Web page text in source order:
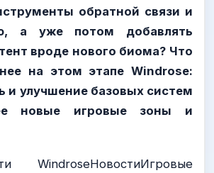
обратной связи и
а уже потом добавлять
вроде нового биома? Что
на этом этапе Windrose:
и улучшение базовых систем
новые игровые зоны и
WindroseНовостиИгровые